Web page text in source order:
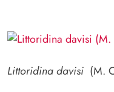
Littoridina davisi (M.